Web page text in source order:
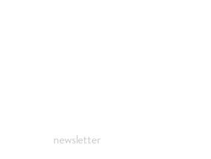
newsletter